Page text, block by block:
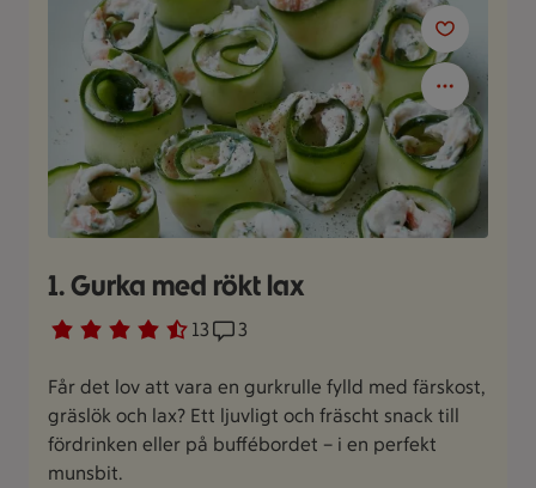
1. Gurka med rökt lax
Betyg 4.7 av 5. 13
13 personer har röstatReceptet har 3 kommentarer
3
Får det lov att vara en gurkrulle fylld med färskost,
gräslök och lax? Ett ljuvligt och fräscht snack till
fördrinken eller på buffébordet – i en perfekt
munsbit.